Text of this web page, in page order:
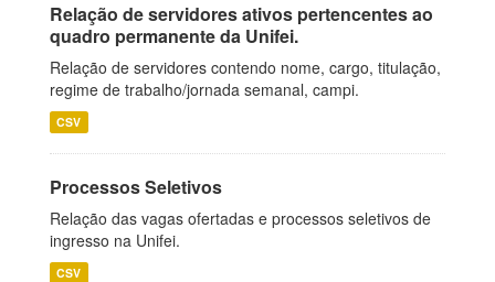
Relação de servidores ativos pertencentes ao
quadro permanente da Unifei.
Relação de servidores contendo nome, cargo, titulação,
regime de trabalho/jornada semanal, campi.
CSV
Processos Seletivos
Relação das vagas ofertadas e processos seletivos de
ingresso na Unifei.
CSV